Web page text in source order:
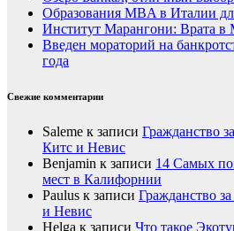
Образования MBA в Италии
Институт Марангони: Врата
Введен мораторий на
года
Свежие комментарии
Saleme к записи Гражданство
Китс и Невис
Benjamin к записи 14 Самых
мест в Калифорнии
Paulus к записи Гражданство
и Невис
Helga к записи Что такое